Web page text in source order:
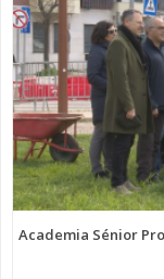
Academia Sénior